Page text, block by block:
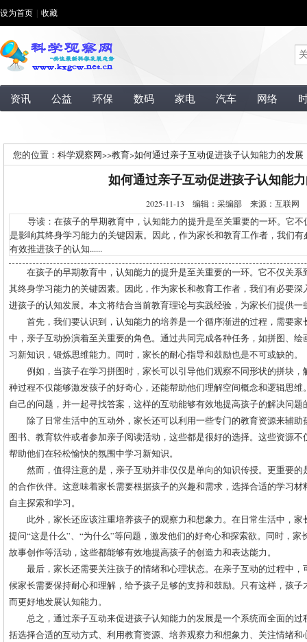
设为首页 收藏
资讯 公益 环保 数码 家电 汽车 网络
您的位置： 科学观察网>>教育>如何通过亲子互动促进孩子认知能力的发展
如何通过亲子互动促进孩子认知能
2025-11-13 编辑：采编部 来源：互联网
导读：在孩子的早期教育中，认知能力的提升是至关重要的一环。它不
是影响其终身学习能力的关键因素。因此，作为家长和教育工作者，我们
有效推进孩子的认知......
在孩子的早期教育中，认知能力的提升是至关重要的一环。它不仅关
其终身学习能力的关键因素。因此，作为家长和教育工作者，我们有必要
进孩子的认知发展。本文将结合当前教育理论与实践经验，为家长们提供一
首先，我们要认识到，认知能力的培养是一个循序渐进的过程，需要
中，亲子互动扮演着至关重要的角色。通过共同完成各种任务，如拼图、
习新知识，锻炼思维能力。同时，家长的耐心指导和鼓励也是不可或缺的。
例如，当孩子在学习拼图时，家长可以引导他们观察不同形状的拼块
种过程不仅能够激发孩子的好奇心，还能帮助他们理解空间概念和逻辑思
自己的问题，并一起寻找答案，这样的互动能够有效地提高孩子的解决问题
除了日常生活中的互动外，家长还可以利用一些专门的教育资源来辅
图书、教育软件或者参加亲子阅读活动，这些都是很好的选择。这些资源
帮助他们在轻松愉快的氛围中学习新知识。
然而，值得注意的是，亲子互动并非仅仅是单向的知识传授。更重要
的合作伙伴。这意味着家长需要根据孩子的兴趣和需求，选择合适的学习
自主探索和学习。
此外，家长还应该注重培养孩子的观察力和想象力。在日常生活中，
提问“这是什么”、“为什么”等问题，激发他们的好奇心和探索欲。同时，
故事创作等活动，这些都能够有效地提高孩子的创造力和表达能力。
最后，家长还需要关注孩子的情绪和心理状态。在亲子互动的过程中
候家长需要保持耐心和理解，给予孩子足够的支持和鼓励。只有这样，孩
而更好地发展认知能力。
总之，通过亲子互动来促进孩子认知能力的发展是一个系统而全面的
括选择合适的互动方式、利用教育资源、培养观察力和想象力、关注情绪